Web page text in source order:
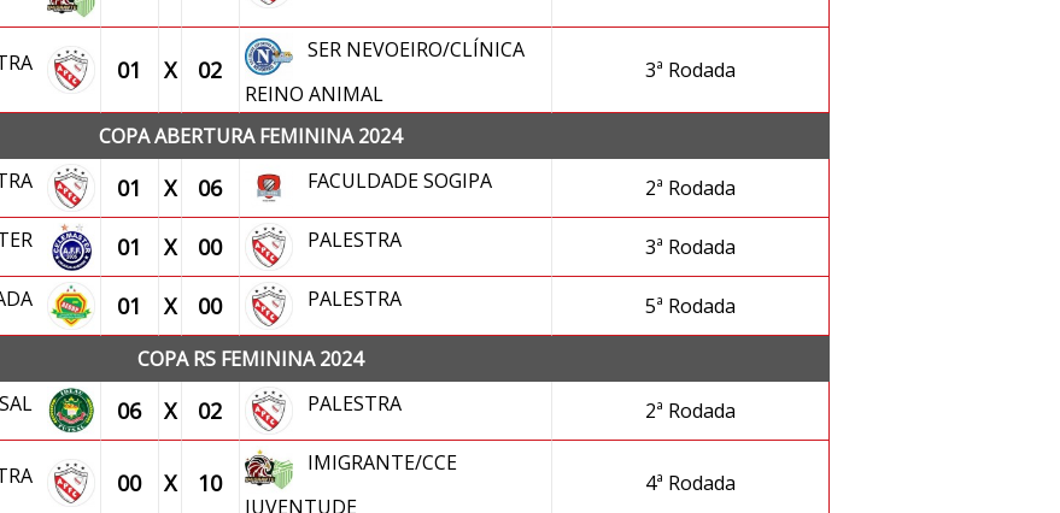
01 X 02
SER NEVOEIRO/CLÍNICA
REINO ANIMAL
3ª Rodada
COPA ABERTURA FEMININA 2024
01 X 06 FACULDADE SOGIPA 2ª Rodada
01 X 00 PALESTRA 3ª Rodada
01 X 00 PALESTRA
5ª Rodada
COPA RS FEMININA 2024
06 X 02 PALESTRA 2ª Rodada
00 X 10
IMIGRANTE/CCE
JUVENTUDE
4ª Rodada